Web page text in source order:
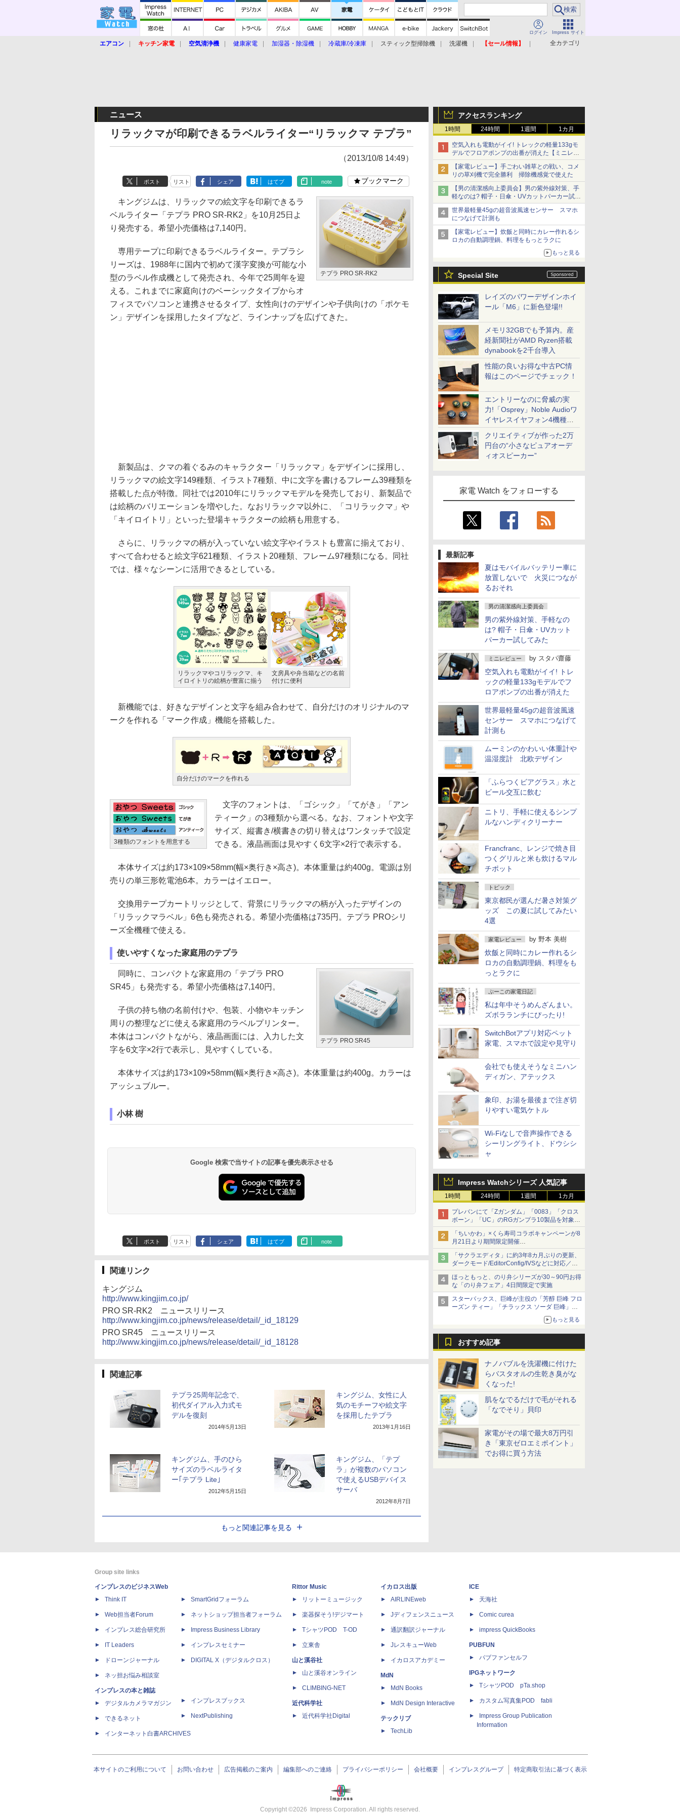
ログイン Impress サイト
全カテゴリ
エアコン キッチン家電 空気清浄機 健康家電 加湿器・除湿機 冷蔵庫/冷凍庫 スティック型掃除機 洗濯機
【セール情報】
アクセスランキング
1時間 24時間 1週間 1カ月
空気入れも電動がイイ! トレックの軽量133gモ
デルでフロアポンプの出番が消えた【ミニレビ
ュー】
【家電レビュー】手ごわい雑草との戦い、コメ
リの草刈機で完全勝利 掃除機感覚で使えた
【男の清潔感向上委員会】男の紫外線対策、手
軽なのは? 帽子・日傘・UVカットパーカー試し
てみた
世界最軽量45gの超音波風速センサー スマホ
につなげて計測も
【家電レビュー】炊飯と同時にカレー作れるシ
ロカの自動調理鍋、料理をもっとラクに
もっと見る
Special Site
レイズのパワーデザインホイ
ール「M6」に新色登場!!
メモリ32GBでも予算内。産
経新聞社がAMD Ryzen搭載
dynabookを2千台導入
性能の良いお得な中古PC情
報はこのページでチェック！
エントリーなのに脅威の実
力!「Osprey」Noble Audioワ
イヤレスイヤフォン4機種を
一気に聴く
クリエイティブが作った2万
円台の“小さなピュアオーデ
ィオスピーカー”
家電 Watch をフォローする
最新記事
夏はモバイルバッテリー車に
放置しないで 火災につなが
るおそれ
男の清潔感向上委員会
男の紫外線対策、手軽なの
は? 帽子・日傘・UVカット
パーカー試してみた
ミニレビュー by スタパ齋藤
空気入れも電動がイイ! トレ
ックの軽量133gモデルでフ
ロアポンプの出番が消えた
世界最軽量45gの超音波風速
センサー スマホにつなげて
計測も
ムーミンのかわいい体重計や
温湿度計 北欧デザイン
「ふらつくビアグラス」水と
ビール交互に飲む
ニトリ、手軽に使えるシンプ
ルなハンディクリーナー
Francfranc、レンジで焼き目
つくグリルと米も炊けるマル
チポット
トピック
東京都民が選んだ暑さ対策グ
ッズ この夏に試してみたい
4選
家電レビュー by 野本 美樹
炊飯と同時にカレー作れるシ
ロカの自動調理鍋、料理をも
っとラクに
ぷーこの家電日記
私は年中そうめんざんまい。
ズボラランチにぴったり!
SwitchBotアプリ対応ペット
家電、スマホで設定や見守り
会社でも使えそうなミニハン
ディガン、アテックス
象印、お湯を最後まで注ぎ切
りやすい電気ケトル
Wi-Fiなしで音声操作できる
シーリングライト、ドウシシ
ャ
Impress Watchシリーズ 人気記事
1時間 24時間 1週間 1カ月
プレバンにて「Zガンダム」「0083」「クロス
ボーン」「UC」のRGガンプラ10製品を対象に
した抽選販売が8月10日11時より実施！
「ちいかわ」×くら寿司コラボキャンペーンが8
月21日より期間限定開催
オリジナルの湯呑みや寿司皿が景品に登場！
「サクラエディタ」に約3年8カ月ぶりの更新、
ダークモード/EditorConfig/IVSなどに対応／複
数の脆弱性に対処したセキュリティアップデー
ト
ほっともっと、のり弁シリーズが30～90円お得
な「のり弁フェア」4日間限定で実施
スターバックス、巨峰が主役の「芳醇 巨峰 フロ
ーズン ティー」「チラックス ソーダ 巨峰」発
もっと見る
おすすめ記事
ナノバブルを洗濯機に付けた
らバスタオルの生乾き臭がな
くなった!
肌をなでるだけで毛がそれる
「なでそり」貝印
家電がその場で最大8万円引
き「東京ゼロエミポイント」
でお得に買う方法
ニュース
リラックマが印刷できるラベルライター“リラックマ テプラ”
（2013/10/8 14:49）
ポスト リスト シェア はてブ note ブックマーク
テプラ PRO SR-RK2
キングジムは、リラックマの絵文字を印刷できるラ
ベルライター「テプラ PRO SR-RK2」を10月25日よ
り発売する。希望小売価格は7,140円。
専用テープに印刷できるラベルライター。テプラシ
リーズは、1988年に国内で初めて漢字変換が可能な小
型のラベル作成機として発売され、今年で25周年を迎
える。これまでに家庭向けのベーシックタイプからオ
フィスでパソコンと連携させるタイプ、女性向けのデザインや子供向けの「ポケモ
ン」デザインを採用したタイプなど、ラインナップを広げてきた。
新製品は、クマの着ぐるみのキャラクター「リラックマ」をデザインに採用し、
リラックマの絵文字149種類、イラスト7種類、中に文字を書けるフレーム39種類を
搭載した点が特徴。同社では2010年にリラックマモデルを発売しており、新製品で
は絵柄のバリエーションを増やした。なおリラックマ以外に、「コリラックマ」や
「キイロイトリ」といった登場キャラクターの絵柄も用意する。
さらに、リラックマの柄が入っていない絵文字やイラストも豊富に揃えており、
すべて合わせると絵文字621種類、イラスト20種類、フレーム97種類になる。同社
では、様々なシーンに活用できるとしている。
リラックマやコリラックマ、キ
イロイトリの絵柄が豊富に揃う
文房具や弁当箱などの名前
付けに便利
新機能では、好きなデザインと文字を組み合わせて、自分だけのオリジナルのマ
ークを作れる「マーク作成」機能を搭載した。
自分だけのマークを作れる
3種類のフォントを用意する
文字のフォントは、「ゴシック」「てがき」「アン
ティーク」の3種類から選べる。なお、フォントや文字
サイズ、縦書き/横書きの切り替えはワンタッチで設定
できる。液晶画面は見やすく6文字×2行で表示する。
本体サイズは約173×109×58mm(幅×奥行き×高さ)。本体重量は約400g。電源は別
売りの単三形乾電池6本。カラーはイエロー。
交換用テープカートリッジとして、背景にリラックマの柄が入ったデザインの
「リラックマラベル」6色も発売される。希望小売価格は735円。テプラ PROシリ
ーズ全機種で使える。
使いやすくなった家庭用のテプラ
テプラ PRO SR45
同時に、コンパクトな家庭用の「テプラ PRO
SR45」も発売する。希望小売価格は7,140円。
子供の持ち物の名前付けや、包装、小物やキッチン
周りの整理などに使える家庭用のラベルプリンター。
本体はコンパクトながら、液晶画面には、入力した文
字を6文字×2行で表示し、見やすくしている。
本体サイズは約173×109×58mm(幅×奥行き×高さ)。本体重量は約400g。カラーは
アッシュブルー。
小林 樹
Google 検索で当サイトの記事を優先表示させる
ポスト リスト シェア はてブ note
関連リンク
キングジム
http://www.kingjim.co.jp/
PRO SR-RK2 ニュースリリース
http://www.kingjim.co.jp/news/release/detail/_id_18129
PRO SR45 ニュースリリース
http://www.kingjim.co.jp/news/release/detail/_id_18128
関連記事
テプラ25周年記念で、
初代ダイアル入力式モ
デルを復刻
2014年5月13日
キングジム、女性に人
気のモチーフや絵文字
を採用したテプラ
2013年1月16日
キングジム、手のひら
サイズのラベルライタ
ー｢テプラ Lite｣
2012年5月15日
キングジム、「テプ
ラ」が複数のパソコン
で使えるUSBデバイス
サーバ
2012年8月7日
もっと関連記事を見る
Group site links
インプレスのビジネスWeb
Think IT
Web担当者Forum
インプレス総合研究所
IT Leaders
ドローンジャーナル
ネッ担お悩み相談室
インプレスの本と雑誌
デジタルカメラマガジン
できるネット
インターネット白書ARCHIVES
SmartGridフォーラム
ネットショップ担当者フォーラム
Impress Business Library
インプレスセミナー
DIGITAL X（デジタルクロス）
インプレスブックス
NextPublishing
Rittor Music
リットーミュージック
楽器探そう!デジマート
TシャツPOD T-OD
立東舎
山と溪谷社
山と溪谷オンライン
CLIMBING-NET
近代科学社
近代科学社Digital
イカロス出版
AIRLINEweb
Jディフェンスニュース
通訳翻訳ジャーナル
JレスキューWeb
イカロスアカデミー
MdN
MdN Books
MdN Design Interactive
テックリブ
TechLib
ICE
天海社
Comic curea
impress QuickBooks
PUBFUN
パブファンセルフ
IPGネットワーク
TシャツPOD pTa.shop
カスタム写真集POD fabli
Impress Group Publication
Information
本サイトのご利用について お問い合わせ 広告掲載のご案内 編集部へのご連絡 プライバシーポリシー 会社概要 インプレスグループ 特定商取引法に基づく表示
Copyright ©2026 Impress Corporation. All rights reserved.